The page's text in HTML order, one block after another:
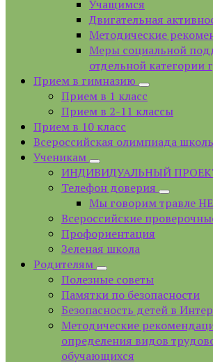
Учащимся
Двигательная
Методические
Меры социальной
отдельной категории
Прием в гимназию
Прием в 1 класс
Прием в 2-11 классы
Прием в 10 класс
Всероссийская олимпиада
Ученикам
ИНДИВИДУАЛЬНЫЙ
Телефон доверия
Мы говорим травле
Всероссийские
Профориентация
Зеленая школа
Родителям
Полезные советы
Памятки по безопасности
Безопасность детей в
Методические
определения видов
обучающихся